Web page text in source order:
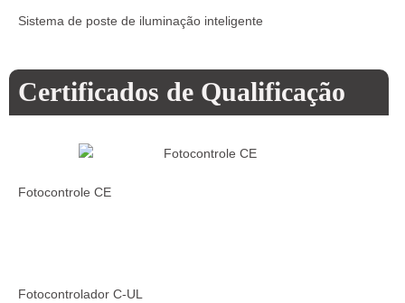
Sistema de poste de iluminação inteligente
Certificados de Qualificação
Fotocontrole CE
Fotocontrolador C-UL